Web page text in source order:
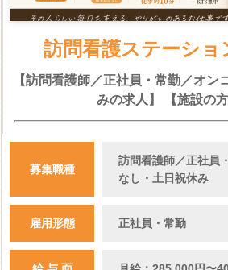
訪問看護ステーショ
【訪問看護師／正社員・常勤／オン
みの求人】 【施設の
募集職種
訪問看護師／正社員
なし・土日祝休み
雇用形態 正社員・常勤